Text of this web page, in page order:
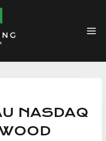
NASDAQ